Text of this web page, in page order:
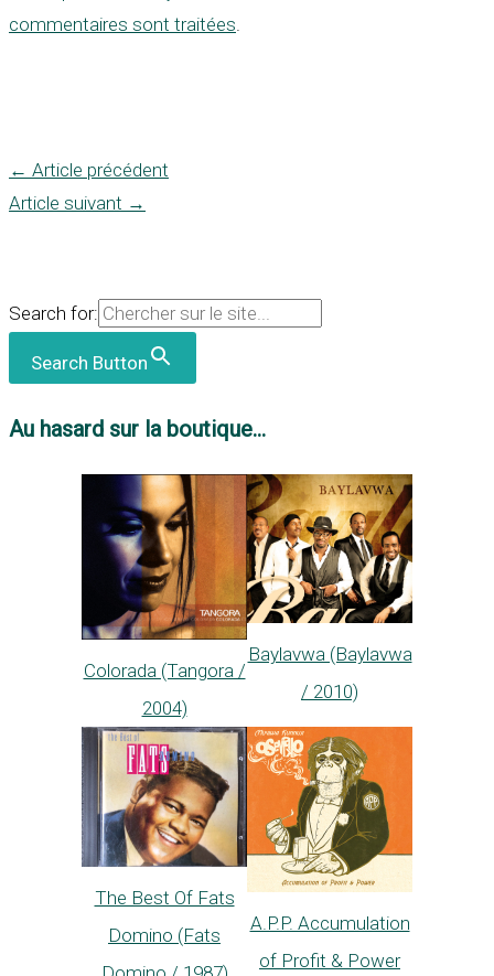
commentaires sont traitées
← Article précédent
Article suivant →
Search for:
Search Button
Au hasard sur la boutique...
Colorada (Tangora /
2004)
Baylavwa (Baylavwa
/ 2010)
The Best Of Fats
Domino (Fats
A.P.P. Accumulation
of Profit & Power